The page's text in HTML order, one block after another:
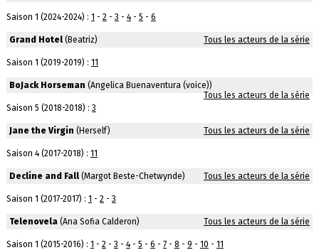
Saison 1 (2024-2024) : 1 - 2- 3 - 4- 5 - 6
Grand Hotel(Beatriz) Tous les acteurs de la série
Saison 1 (2019-2019) : 11
BoJack Horseman (Angelica Buenaventura (voice))
Tous les acteurs de la série
Saison 5 (2018-2018) : 3
Jane the Virgin (Herself) Tous les acteurs de la série
Saison 4 (2017-2018) : 11
Decline and Fall(Margot Beste-Chetwynde) Tous les acteurs de la série
Saison 1 (2017-2017) : 1 - 2- 3
Telenovela(Ana Sofia Calderon) Tous les acteurs de la série
Saison 1 (2015-2016) : 1 - 2- 3 - 4- 5 - 6 - 7- 8 - 9 - 10 - 11